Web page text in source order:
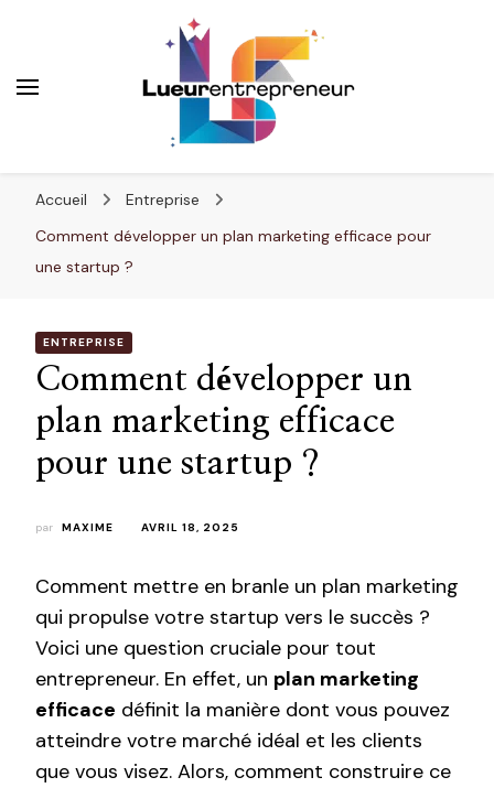
Accueil
Entreprise
Comment développer un plan marketing efficace pour
une startup ?
ENTREPRISE
Comment développer un
plan marketing efficace
pour une startup ?
par MAXIME AVRIL 18, 2025
Comment mettre en branle un plan marketing
qui propulse votre startup vers le succès ?
Voici une question cruciale pour tout
entrepreneur. En effet, un plan marketing
efficace définit la manière dont vous pouvez
atteindre votre marché idéal et les clients
que vous visez. Alors, comment construire ce